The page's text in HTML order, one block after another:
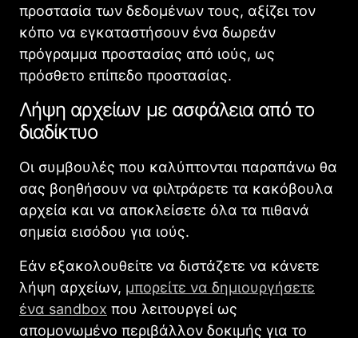
προστασία των δεδομένων τους, αξίζει τον
κόπο να εγκαταστήσουν ένα δωρεάν
πρόγραμμα προστασίας από ιούς, ως
πρόσθετο επίπεδο προστασίας.
Λήψη αρχείων με ασφάλεια από το
διαδίκτυο
Οι συμβουλές που καλύπτονται παραπάνω θα
σας βοηθήσουν να φιλτράρετε τα κακόβουλα
αρχεία και να αποκλείσετε όλα τα πιθανά
σημεία εισόδου για ιούς.
Εάν εξακολουθείτε να διστάζετε να κάνετε
λήψη αρχείων, μπορείτε να δημιουργήσετε
ένα sandbox που λειτουργεί ως
απομονωμένο περιβάλλον δοκιμής για το